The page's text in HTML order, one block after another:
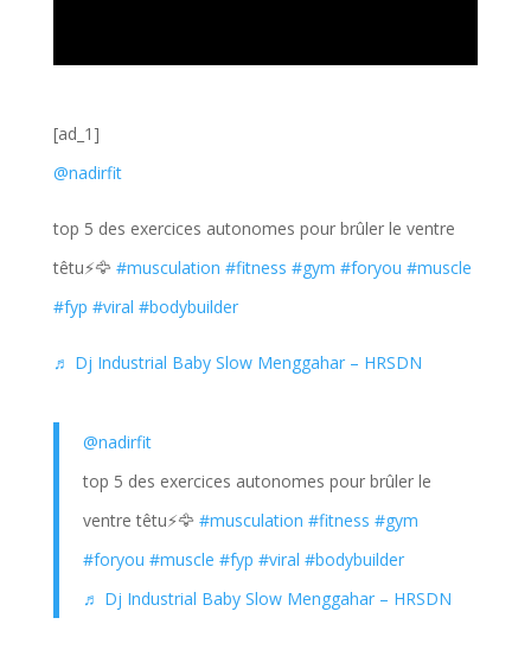
[ad_1]
@nadirfit
top 5 des exercices autonomes pour brûler le ventre
têtu⚡🦅 #musculation #fitness #gym #foryou #muscle
#fyp #viral #bodybuilder
♬ Dj Industrial Baby Slow Menggahar – HRSDN
@nadirfit
top 5 des exercices autonomes pour brûler le
ventre têtu⚡🦅 #musculation #fitness #gym
#foryou #muscle #fyp #viral #bodybuilder
♬ Dj Industrial Baby Slow Menggahar – HRSDN